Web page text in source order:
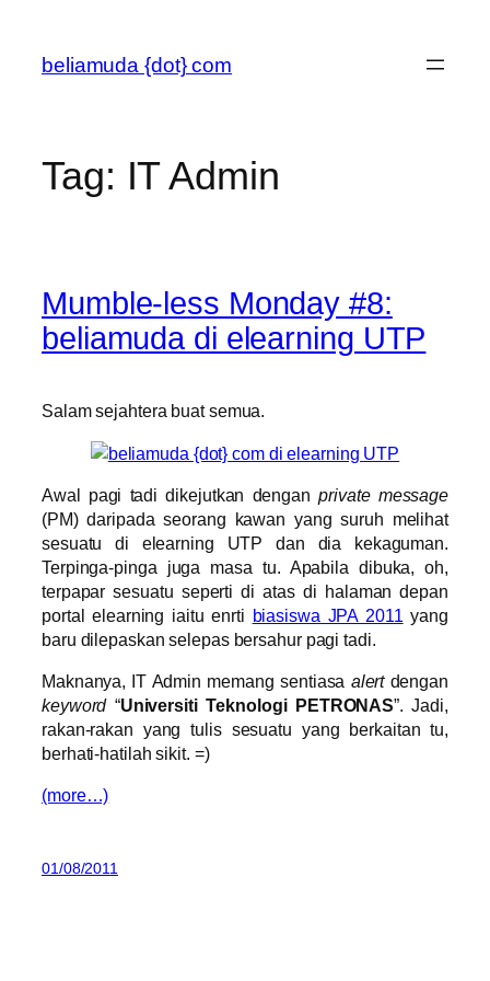
content
beliamuda {dot} com
Tag: IT Admin
Mumble-less Monday #8:
beliamuda di elearning UTP
Salam sejahtera buat semua.
Awal pagi tadi dikejutkan denganprivate message
(PM) daripada seorang kawan yang suruh melihat
sesuatu di elearning UTP dan dia kekaguman.
Terpinga-pinga juga masa tu. Apabila dibuka, oh,
terpapar sesuatu seperti di atas di halaman depan
portal elearning iaitu enrti biasiswa JPA 2011 yang
baru dilepaskan selepas bersahur pagi tadi.
Maknanya, IT Admin memang sentiasa alertdengan
keyword“Universiti Teknologi PETRONAS”. Jadi,
rakan-rakan yang tulis sesuatu yang berkaitan tu,
berhati-hatilah sikit. =)
(more…)
01/08/2011